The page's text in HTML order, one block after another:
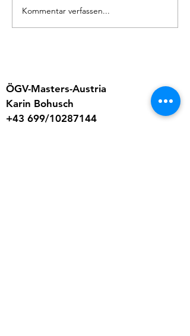
Kommentar verfassen...
ÖGV-Masters-Austria
Karin Bohusch
+43 699/10287144